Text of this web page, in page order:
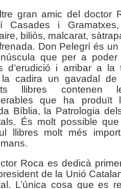
gran amic del doctor
Casades i
biliós, malcarat,
Don Pelegrí és un
que per a poder
d’erudició i arribar a
cadira un gavadal de
llibres contenen
que ha produït
Bíblia, la Patrologia
És molt possible
llibres molt més
Roca es dedicà
de la Unió
L’única cosa que es